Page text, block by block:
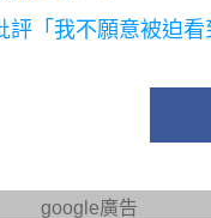
評「我不願意被迫
google廣告